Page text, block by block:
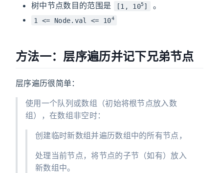
树中节点数目的范围是 [1, 105] 。
1 <= Node.val <= 104
方法一：层序遍历并记下兄弟节点
层序遍历很简单：
使用一个队列或数组（初始将根节点放入数
组），在数组非空时：
创建临时新数组并遍历数组中的所有节点，
处理当前节点，将节点的子节（如有）放入
新数组中。